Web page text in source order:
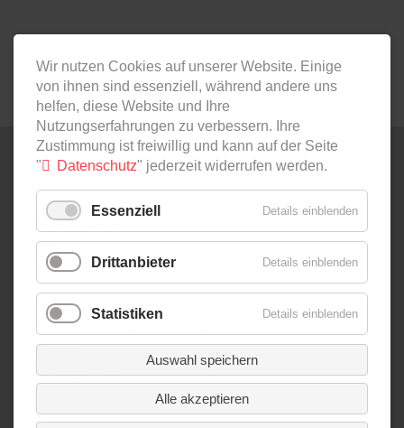
NAVIGATION
ÜBERSPRINGEN
HOME
DIGITALISIERUNG & INNOVATION
FOOD SYSTEMS
GENDER
HANDEL UND LIEFERKETTEN
KLIMA
MENSCHEN & PERSPEKTIVEN
ALLE BEITRÄGE
NAVIGATION
PODCAST
Wir nutzen Cookies auf unserer Website. Einige
von ihnen sind essenziell, während andere uns
helfen, diese Website und Ihre
Nutzungserfahrungen zu verbessern. Ihre
Zustimmung ist freiwillig und kann auf der Seite
"
Datenschutz" jederzeit widerrufen werden.
Essenziell Details einblenden
Drittanbieter Details einblenden
Statistiken Details einblenden
Auswahl speichern
Alle akzeptieren